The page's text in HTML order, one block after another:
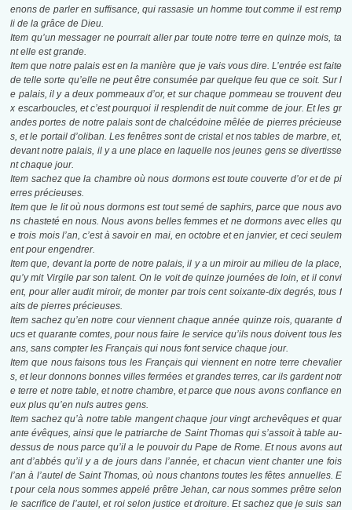
enons de parler en suffisance, qui rassasie un homme tout comme il est remp
li de la grâce de Dieu.
Item qu’un messager ne pourrait aller par toute notre terre en quinze mois, ta
nt elle est grande.
Item que notre palais est en la manière que je vais vous dire. L’entrée est faite
de telle sorte qu’elle ne peut être consumée par quelque feu que ce soit. Sur l
e palais, il y a deux pommeaux d’or, et sur chaque pommeau se trouvent deu
x escarboucles, et c’est pourquoi il resplendit de nuit comme de jour. Et les gr
andes portes de notre palais sont de chalcédoine mêlée de pierres précieuse
s, et le portail d’oliban. Les fenêtres sont de cristal et nos tables de marbre, et,
devant notre palais, il y a une place en laquelle nos jeunes gens se divertisse
nt chaque jour.
Item sachez que la chambre où nous dormons est toute couverte d’or et de pi
erres précieuses.
Item que le lit où nous dormons est tout semé de saphirs, parce que nous avo
ns chasteté en nous. Nous avons belles femmes et ne dormons avec elles qu
e trois mois l’an, c’est à savoir en mai, en octobre et en janvier, et ceci seulem
ent pour engendrer.
Item que, devant la porte de notre palais, il y a un miroir au milieu de la place,
qu’y mit Virgile par son talent. On le voit de quinze journées de loin, et il convi
ent, pour aller audit miroir, de monter par trois cent soixante-dix degrés, tous f
aits de pierres précieuses.
Item sachez qu’en notre cour viennent chaque année quinze rois, quarante d
ucs et quarante comtes, pour nous faire le service qu’ils nous doivent tous les
ans, sans compter les Français qui nous font service chaque jour.
Item que nous faisons tous les Français qui viennent en notre terre chevalier
s, et leur donnons bonnes villes fermées et grandes terres, car ils gardent notr
e terre et notre table, et notre chambre, et parce que nous avons confiance en
eux plus qu’en nuls autres gens.
Item sachez qu’à notre table mangent chaque jour vingt archevêques et quar
ante évêques, ainsi que le patriarche de Saint Thomas qui s’assoit à table au-
dessus de nous parce qu’il a le pouvoir du Pape de Rome. Et nous avons aut
ant d’abbés qu’il y a de jours dans l’année, et chacun vient chanter une fois
l’an à l’autel de Saint Thomas, où nous chantons toutes les fêtes annuelles. E
t pour cela nous sommes appelé prêtre Jehan, car nous sommes prêtre selon
le sacrifice de l’autel, et roi selon justice et droiture. Et sachez que je suis san